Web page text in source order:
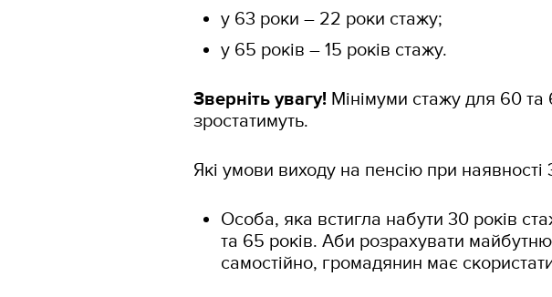
у 63 роки – 22 роки стажу;
у 65 років – 15 років стажу.
Зверніть увагу! Мінімуми стажу для 60 та
зростатимуть.
Які умови виходу на пенсію при наявності
Особа, яка встигла набути 30 років
та 65 років. Аби розрахувати
самостійно, громадянин має